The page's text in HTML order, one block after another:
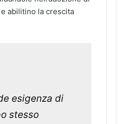
abilitino la crescita
esigenza di
stesso